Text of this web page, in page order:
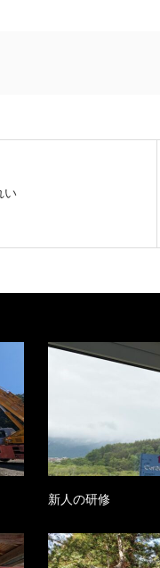
い
新人の研修